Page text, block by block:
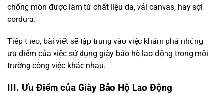
chống mòn được làm từ chất liệu da, vải canvas, hay sợi
cordura.
Tiếp theo, bài viết sẽ tập trung vào việc khám phá những
ưu điểm của việc sử dụng giày bảo hộ lao động trong môi
trường công việc khác nhau.
III. Ưu Điểm của Giày Bảo Hộ Lao Động